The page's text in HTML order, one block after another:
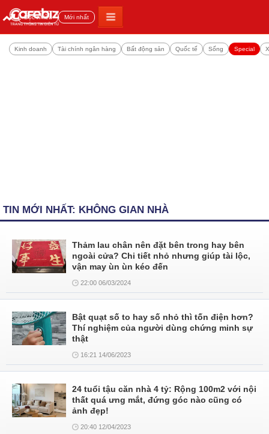
Đọc nhiều Mới nhất
Kinh doanh Tài chính ngân hàng Bất động sản Quốc tế Sống Special
TIN MỚI NHẤT: KHÔNG GIAN NHÀ
Thảm lau chân nên đặt bên trong hay bên
ngoài cửa? Chi tiết nhỏ nhưng giúp tài lộc,
vận may ùn ùn kéo đến
22:00 06/03/2024
Bật quạt số to hay số nhỏ thì tốn điện hơn?
Thí nghiệm của người dùng chứng minh sự
thật
16:21 14/06/2023
24 tuổi tậu căn nhà 4 tỷ: Rộng 100m2 với nội
thất quá ưng mắt, đứng góc nào cũng có
ảnh đẹp!
20:40 12/04/2023